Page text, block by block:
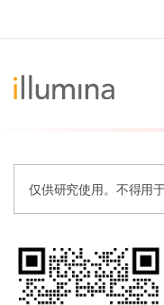
仅供研究使用。不得用